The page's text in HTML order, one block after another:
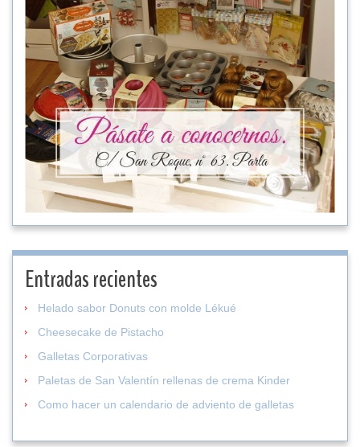
Entradas recientes
Helado sabor Donuts con molde Lékué
Cheesecake de Pistacho
Galletas Corporativas
Paletas de San Valentín rellenas de crema Kinder
Como hacer un calendario de adviento de galletas